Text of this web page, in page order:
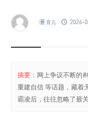
育儿 2026-
摘要： 网上争议不断的
重建自信 等话题，藏着
霸凌后，往往忽略了最